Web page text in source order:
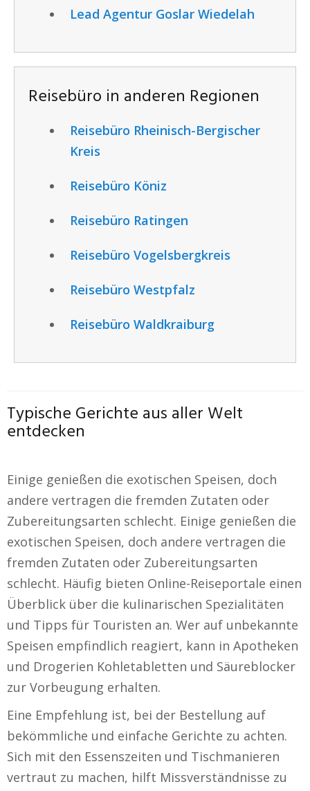
Lead Agentur Goslar Wiedelah
Reisebüro in anderen Regionen
Reisebüro Rheinisch-Bergischer
Kreis
Reisebüro Köniz
Reisebüro Ratingen
Reisebüro Vogelsbergkreis
Reisebüro Westpfalz
Reisebüro Waldkraiburg
Typische Gerichte aus aller Welt
entdecken
Einige genießen die exotischen Speisen, doch
andere vertragen die fremden Zutaten oder
Zubereitungsarten schlecht. Einige genießen die
exotischen Speisen, doch andere vertragen die
fremden Zutaten oder Zubereitungsarten
schlecht. Häufig bieten Online-Reiseportale einen
Überblick über die kulinarischen Spezialitäten
und Tipps für Touristen an. Wer auf unbekannte
Speisen empfindlich reagiert, kann in Apotheken
und Drogerien Kohletabletten und Säureblocker
zur Vorbeugung erhalten.
Eine Empfehlung ist, bei der Bestellung auf
bekömmliche und einfache Gerichte zu achten.
Sich mit den Essenszeiten und Tischmanieren
vertraut zu machen, hilft Missverständnisse zu